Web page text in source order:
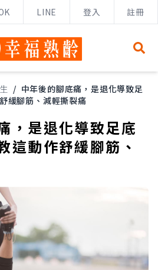
LINE 登入 註冊
/ 中年後的腳底痛，是退化導致足
緩腳筋、減輕撕裂痛
，是退化導致足底
這動作舒緩腳筋、